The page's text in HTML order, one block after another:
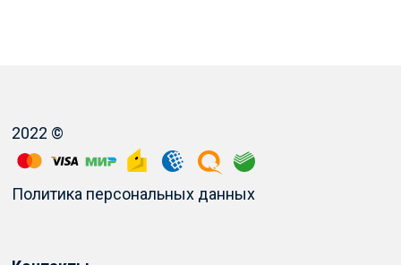
2022 ©
Политика персональных данных